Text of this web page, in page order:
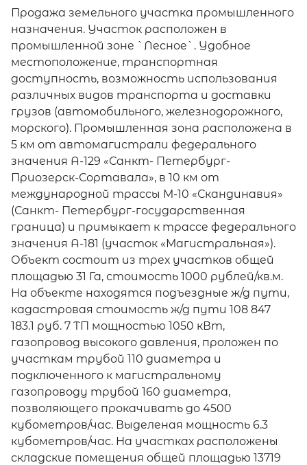
Продажа земельного участка промышленного
назначения. Участок расположен в
промышленной зоне `Лесное`. Удобное
местоположение, транспортная
доступность, возможность использования
различных видов транспорта и доставки
грузов (автомобильного, железнодорожного,
морского). Промышленная зона расположена в
5 км от автомагистрали федерального
значения А-129 «Санкт- Петербург-
Приозерск-Сортавала», в 10 км от
международной трассы М-10 «Скандинавия»
(Санкт- Петербург-государственная
граница) и примыкает к трассе федерального
значения А-181 (участок «Магистральная»).
Объект состоит из трех участков общей
площадью 31 Га, стоимость 1000 рублей/кв.м.
На объекте находятся подъездные ж/д пути,
кадастровая стоимость ж/д пути 108 847
183.1 руб. 7 ТП мощностью 1050 кВт,
газопровод высокого давления, проложен по
участкам трубой 110 диаметра и
подключенного к магистральному
газопроводу трубой 160 диаметра,
позволяющего прокачивать до 4500
кубометров/час. Выделеная мощность 6.3
кубометров/час. На участках расположены
складские помещения общей площадью 13719